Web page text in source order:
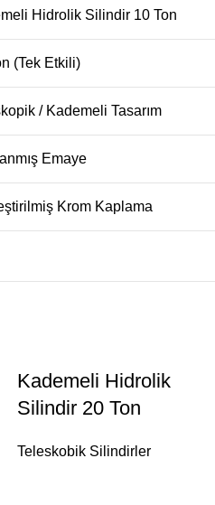
Hidrolik Silindir 10 Ton
(Tek Etkili)
/ Kademeli Tasarım
Emaye
Krom Kaplama
Kademeli Hidrolik
Silindir 20 Ton
Teleskobik Silindirler